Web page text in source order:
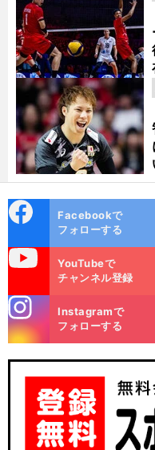
ok
Facebookで
フォローする
YouTubeで
チャンネル登録
m
Instagramで
フォローする